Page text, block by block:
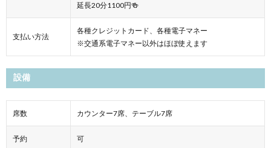
延長20分1100円🍻
支払い方法
各種クレジットカード、各種電子マネー
※交通系電子マネー以外はほぼ使えます
設備
席数 カウンター7席、テーブル7席
予約 可